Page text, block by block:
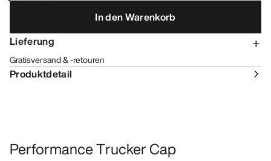
In den Warenkorb
Lieferung
Gratisversand & -retouren
Produktdetail
Performance Trucker Cap